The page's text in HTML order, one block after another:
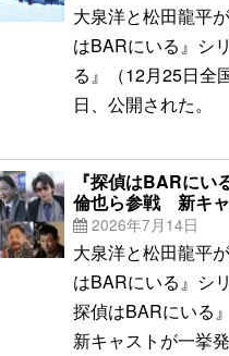
大泉洋と松田龍平
はBARにいる』シ
る』（12月25日全
日、公開された。
『探偵はBARに
倫也ら参戦 新キ
2026年7月14日
大泉洋と松田龍平
はBARにいる』シ
探偵はBARにいる
新キャストが一挙発